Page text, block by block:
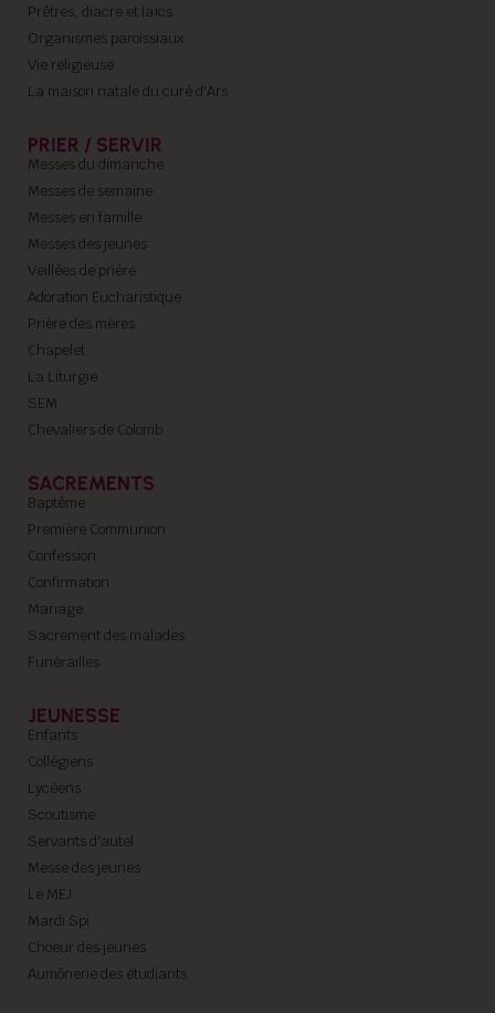
Prêtres, diacre et laïcs
Organismes paroissiaux
Vie religieuse
La maison natale du curé d'Ars
PRIER / SERVIR
Messes du dimanche
Messes de semaine
Messes en famille
Messes des jeunes
Veillées de prière
Adoration Eucharistique
Prière des mères
Chapelet
La Liturgie
SEM
Chevaliers de Colomb
SACREMENTS
Baptême
Première Communion
Confession
Confirmation
Mariage
Sacrement des malades
Funérailles
JEUNESSE
Enfants
Collégiens
Lycéens
Scoutisme
Servants d'autel
Messe des jeunes
Le MEJ
Mardi Spi
Choeur des jeunes
Aumônerie des étudiants